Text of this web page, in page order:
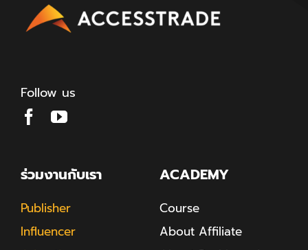
Follow us
ร่วมงานกับเรา
Publisher
Influencer
ACADEMY
Course
About Affiliate